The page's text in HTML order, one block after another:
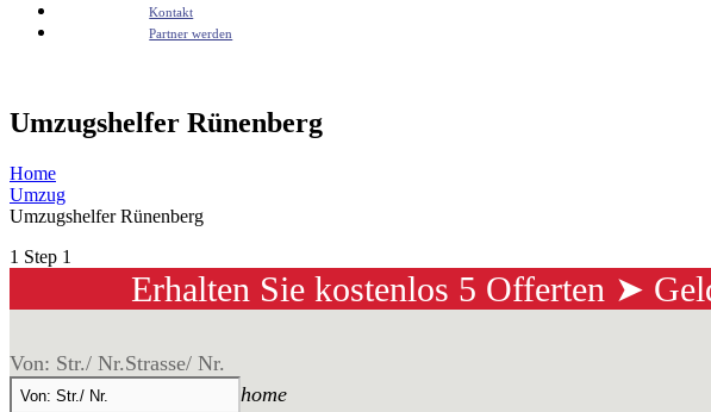
Kontakt
Partner werden
Umzugshelfer Rünenberg
Home
Umzug
Umzugshelfer Rünenberg
1 Step 1
Erhalten Sie kostenlos 5 Offerten ➤
Von: Str./ Nr.Strasse/ Nr.
home